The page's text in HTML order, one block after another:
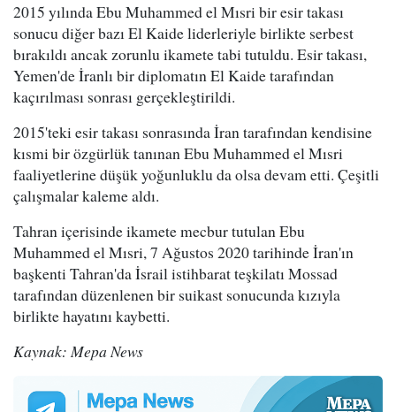
2015 yılında Ebu Muhammed el Mısri bir esir takası
sonucu diğer bazı El Kaide liderleriyle birlikte serbest
bırakıldı ancak zorunlu ikamete tabi tutuldu. Esir takası,
Yemen'de İranlı bir diplomatın El Kaide tarafından
kaçırılması sonrası gerçekleştirildi.
2015'teki esir takası sonrasında İran tarafından kendisine
kısmi bir özgürlük tanınan Ebu Muhammed el Mısri
faaliyetlerine düşük yoğunluklu da olsa devam etti. Çeşitli
çalışmalar kaleme aldı.
Tahran içerisinde ikamete mecbur tutulan Ebu
Muhammed el Mısri, 7 Ağustos 2020 tarihinde İran'ın
başkenti Tahran'da İsrail istihbarat teşkilatı Mossad
tarafından düzenlenen bir suikast sonucunda kızıyla
birlikte hayatını kaybetti.
Kaynak: Mepa News